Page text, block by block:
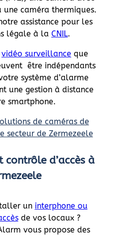
une caméra thermiques.
assistance pour les
légale à la CNIL.
vidéo surveillance que
être indépendants
système d’alarme
une gestion à distance
smartphone.
de caméras de
secteur de Zermezeele
contrôle d’accès à
un interphone ou
de vos locaux ?
vous propose des